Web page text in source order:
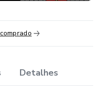
Detalhes